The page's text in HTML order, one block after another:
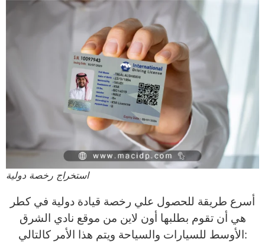
استخراج رخصة دولية
أسرع طريقة للحصول علي رخصة قيادة دولية في كطر
هي أن تقوم بطلبها أون لاين من موقع نادي الشرق
الأوسط للسيارات والسياحة ويتم هذا الأمر كالتالي: